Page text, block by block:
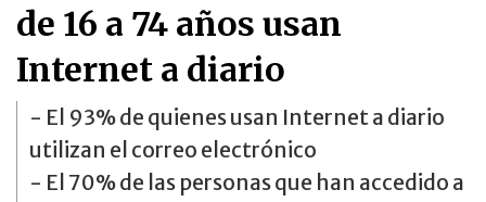
de 16 a 74 años usan
Internet a diario
- El 93% de quienes usan Internet a diario
utilizan el correo electrónico
- El 70% de las personas que han accedido a